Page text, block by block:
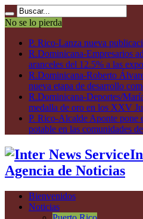
No se lo pierda
P. Rico-Lanza nueva
R.Dominicana-Empresarios
aranceles del 12.5% a las
R.Dominicana-Roberto
nueva etapa de desarrollo
R.Dominicana-Deportes/
medalla de oro en los XXV
P. Rico-Alcalde Aponte pone
potable en las comunidades
Agencia de Noticias
Bienvenidos
Noticias